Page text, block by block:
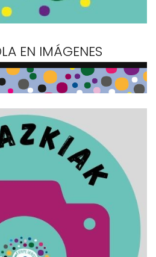
EN IMÁGENES